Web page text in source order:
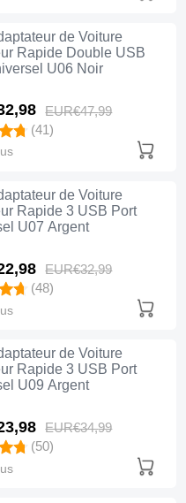
de Voiture
Rapide Double USB
U06 Noir
98 EUR€47,99
(41)
de Voiture
Rapide 3 USB Port
U07 Argent
98 EUR€32,99
(48)
de Voiture
Rapide 3 USB Port
U09 Argent
98 EUR€34,99
(50)